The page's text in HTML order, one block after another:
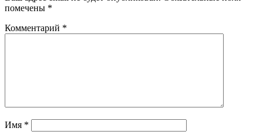
помечены *
Комментарий *
Имя *